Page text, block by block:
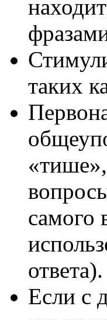
таких
самого
ответа).
Если с